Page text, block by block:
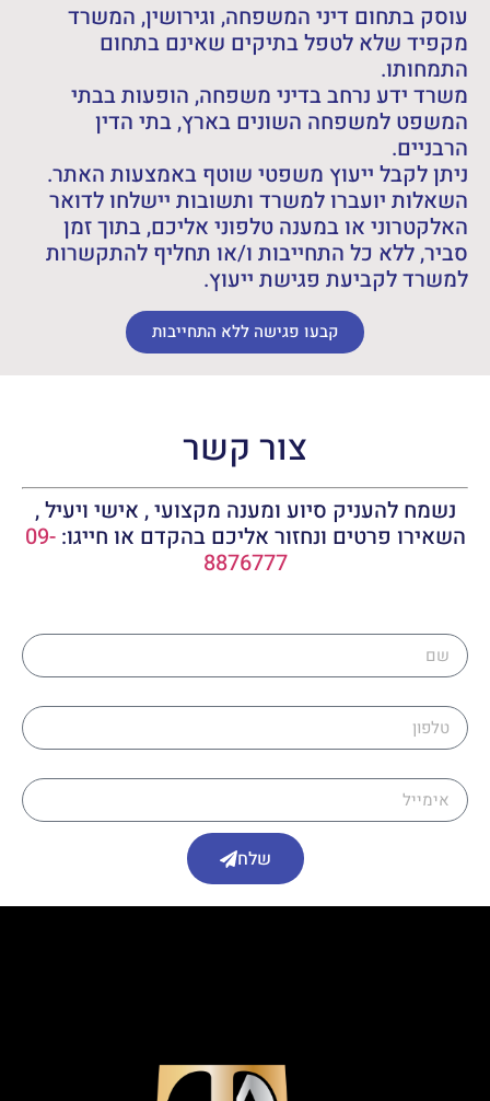
עוסק בתחום דיני המשפחה, וגירושין, המשרד
מקפיד שלא לטפל בתיקים שאינם בתחום
התמחותו.
משרד ידע נרחב בדיני משפחה, הופעות בבתי
המשפט למשפחה השונים בארץ, בתי הדין
הרבניים.
ניתן לקבל ייעוץ משפטי שוטף באמצעות האתר.
השאלות יועברו למשרד ותשובות יישלחו לדואר
האלקטרוני או במענה טלפוני אליכם, בתוך זמן
סביר, ללא כל התחייבות ו/או תחליף להתקשרות
למשרד לקביעת פגישת ייעוץ.
קבעו פגישה ללא התחייבות
צור קשר
נשמח להעניק סיוע ומענה מקצועי , אישי ויעיל ,
השאירו פרטים ונחזור אליכם בהקדם או חייגו:09-
8876777
שלח